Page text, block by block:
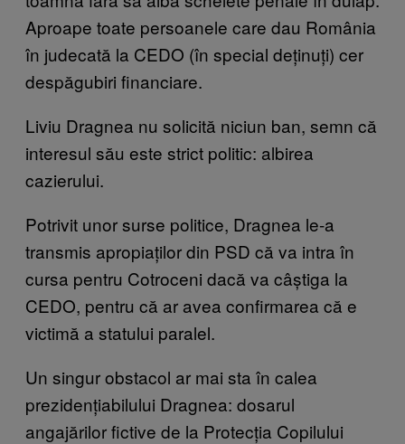
Aproape toate persoanele care dau România
în judecată la CEDO (în special deținuți) cer
despăgubiri financiare.
Liviu Dragnea nu solicită niciun ban, semn că
interesul său este strict politic: albirea
cazierului.
Potrivit unor surse politice, Dragnea le-a
transmis apropiaților din PSD că va intra în
cursa pentru Cotroceni dacă va câștiga la
CEDO, pentru că ar avea confirmarea că e
victimă a statului paralel.
Un singur obstacol ar mai sta în calea
prezidențiabilului Dragnea: dosarul
angajărilor fictive de la Protecția Copilului